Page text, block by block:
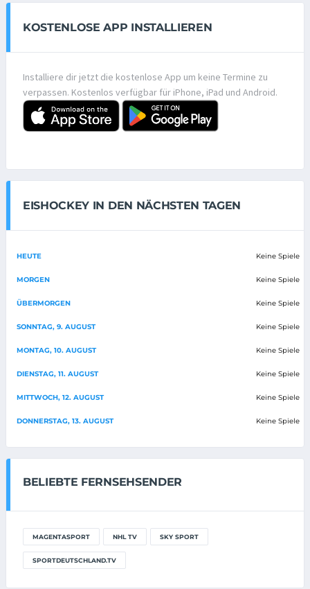
KOSTENLOSE APP INSTALLIEREN
Installiere dir jetzt die kostenlose App um keine Termine zu
verpassen. Kostenlos verfügbar für iPhone, iPad und Android.
EISHOCKEY IN DEN NÄCHSTEN TAGEN
HEUTE Keine Spiele
MORGEN Keine Spiele
ÜBERMORGEN Keine Spiele
SONNTAG, 9. AUGUST Keine Spiele
MONTAG, 10. AUGUST Keine Spiele
DIENSTAG, 11. AUGUST Keine Spiele
MITTWOCH, 12. AUGUST Keine Spiele
DONNERSTAG, 13. AUGUST Keine Spiele
BELIEBTE FERNSEHSENDER
MAGENTASPORT NHL TV SKY SPORT
SPORTDEUTSCHLAND.TV